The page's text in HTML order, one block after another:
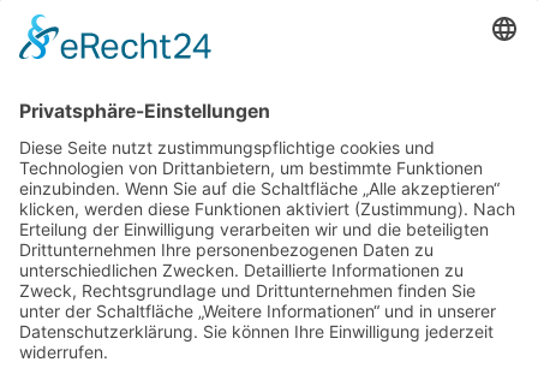
Neueste Beiträge
Dein Cannabis-Homegrow: Wie du mit stabiler Genetik und
Frische Snacks unterwegs: So bleibt alles knackig und
hygienisch verpackt
So bringt gezieltes Wassertraining Rücken und Gelenke auf
Touren – ohne Überlastung
So bleibt Ihre Bettdecke auch nach Jahren noch formstabil
und temperaturausgleichend
Wenn medizinische Fehler zum Kampf werden: Ihre Rechte
kennen und durchsetzen
Schlagwörter